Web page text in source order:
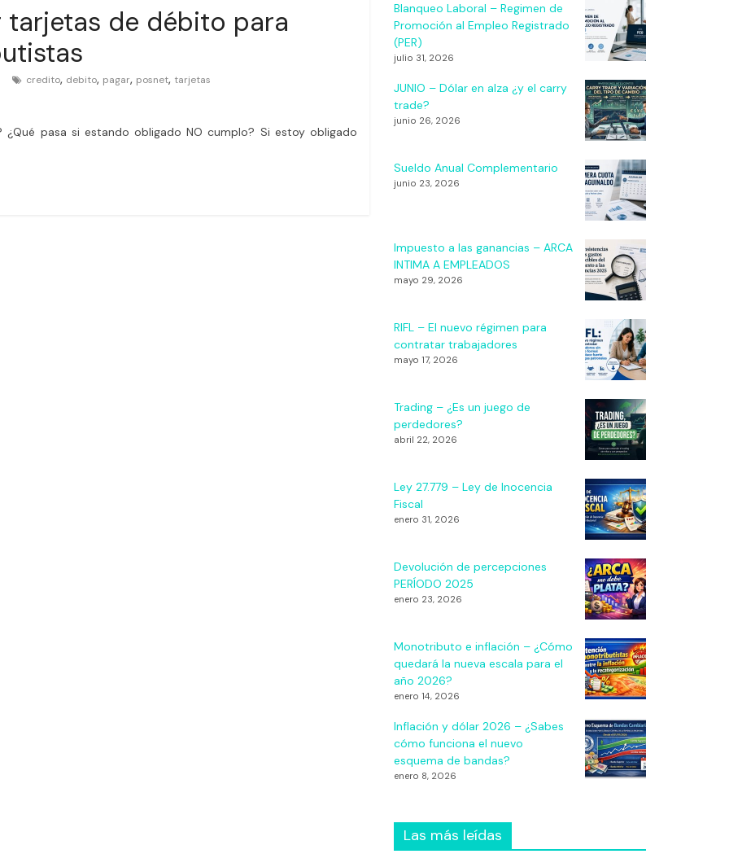
de débito para
credito, debito, pagar, posnet, tarjetas
pasa si estando obligado NO cumplo? Si estoy obligado
Blanqueo Laboral – Regimen de
Promoción al Empleo Registrado
(PER)
julio 31, 2026
JUNIO – Dólar en alza ¿y el carry
trade?
junio 26, 2026
Sueldo Anual Complementario
junio 23, 2026
Impuesto a las ganancias – ARCA
INTIMA A EMPLEADOS
mayo 29, 2026
RIFL – El nuevo régimen para
contratar trabajadores
mayo 17, 2026
Trading – ¿Es un juego de
perdedores?
abril 22, 2026
Ley 27.779 – Ley de Inocencia
Fiscal
enero 31, 2026
Devolución de percepciones
PERÍODO 2025
enero 23, 2026
Monotributo e inflación – ¿Cómo
quedará la nueva escala para el
año 2026?
enero 14, 2026
Inflación y dólar 2026 – ¿Sabes
cómo funciona el nuevo
esquema de bandas?
enero 8, 2026
Las más leídas